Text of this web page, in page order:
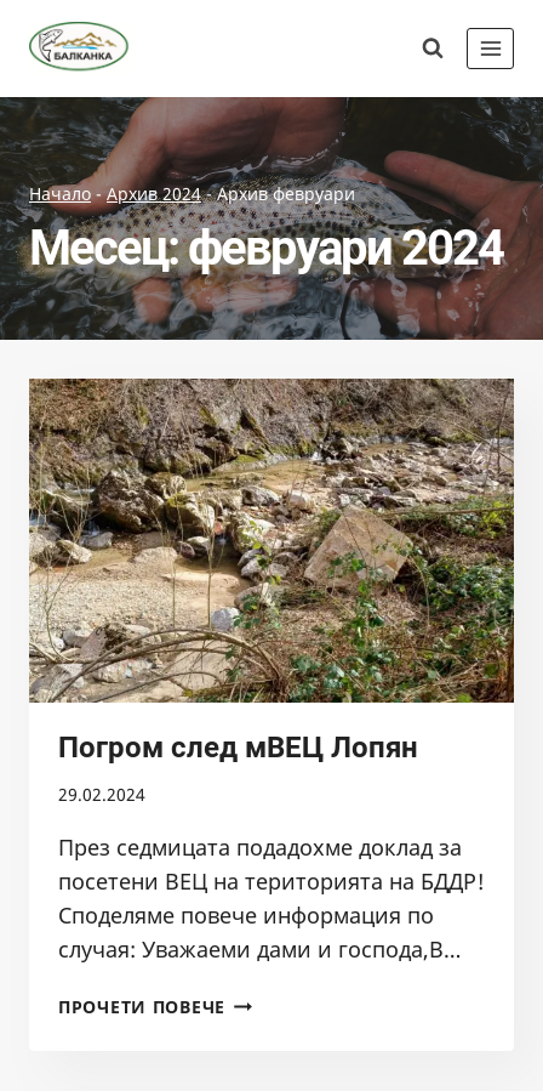
Начало-Архив 2024-Архив февруари
Месец: февруари 2024
Погром след мВЕЦ Лопян
29.02.2024
През седмицата подадохме доклад за
посетени ВЕЦ на територията на БДДР!
Споделяме повече информация по
случая: Уважаеми дами и господа,В…
ПРОЧЕТИ ПОВЕЧЕ ПОГРОМ